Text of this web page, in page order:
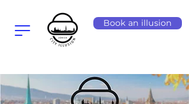
Book an illusion